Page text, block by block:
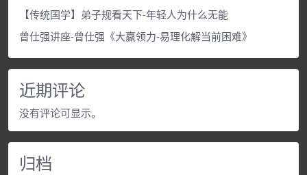
【传统国学】弟子规看天下-年轻人为什么无能
曾仕强讲座-曾仕强《大赢领力-易理化解当前困难》
近期评论
没有评论可显示。
归档